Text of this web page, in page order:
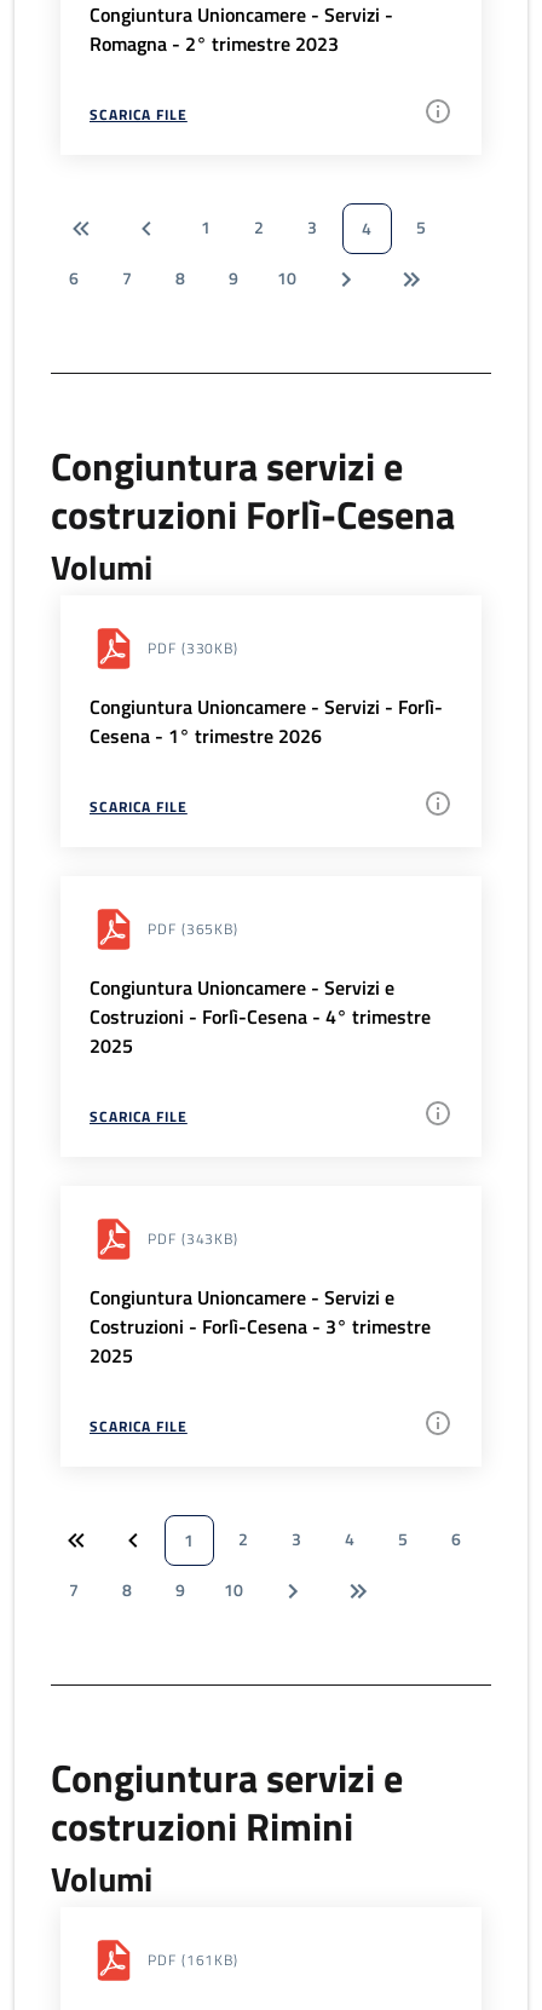
Congiuntura Unioncamere - Servizi -
Romagna - 2° trimestre 2023
SCARICA FILE
1 2 3 4
5
6
7 8 9 10
Congiuntura servizi e
costruzioni Forlì-Cesena
Volumi
PDF (330KB)
Congiuntura Unioncamere - Servizi - Forlì-
Cesena - 1° trimestre 2026
SCARICA FILE
PDF (365KB)
Congiuntura Unioncamere - Servizi e
Costruzioni - Forlì-Cesena - 4° trimestre
2025
SCARICA FILE
PDF (343KB)
Congiuntura Unioncamere - Servizi e
Costruzioni - Forlì-Cesena - 3° trimestre
2025
SCARICA FILE
1 2 3 4 5
6
7
8 9 10
Congiuntura servizi e
costruzioni Rimini
Volumi
PDF (161KB)